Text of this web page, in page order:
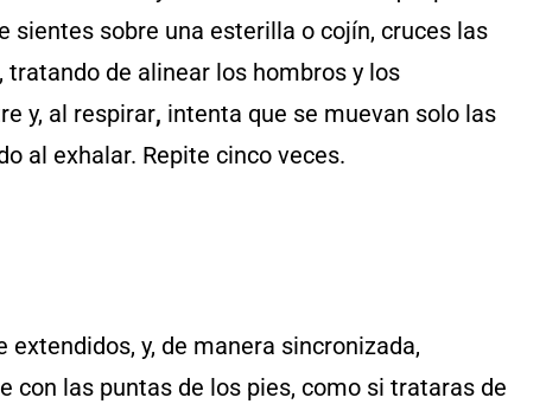
sientes sobre una esterilla o cojín, cruces las
de alinear los hombros y los
y, al respirar, intenta que se muevan solo las
al exhalar. Repite cinco veces.
y, de manera sincronizada,
con las puntas de los pies, como si trataras de